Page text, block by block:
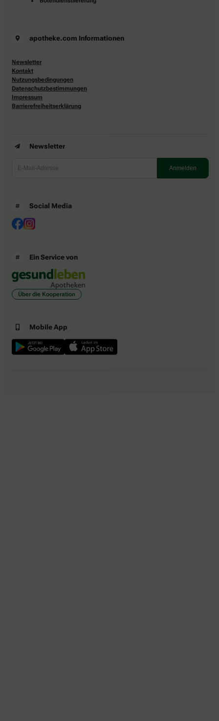
apotheke.com Informationen
Newsletter
Kontakt
Nutzungsbedingungen
Datenschutzbestimmungen
Impressum
Barrierefreiheitserklärung
Newsletter
Social Media
Ein Service von
Über die Kooperation
Mobile App